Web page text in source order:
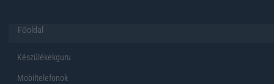
Főoldal
Készülékekguru
Mobiltelefonok